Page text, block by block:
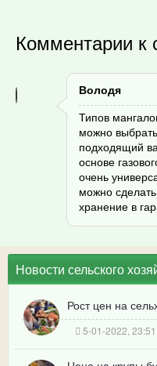
Комментарии к
Володя
Типов
можно
подходящий
основе
очень
можно
хранение в
Новости сельского
Рост цен на
5-01-2022, 23:51